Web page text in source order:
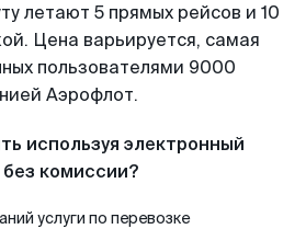
летают 5 прямых рейсов и 10
Цена варьируется, самая
пользователями 9000
Аэрофлот.
используя электронный
комиссии?
услуги по перевозке